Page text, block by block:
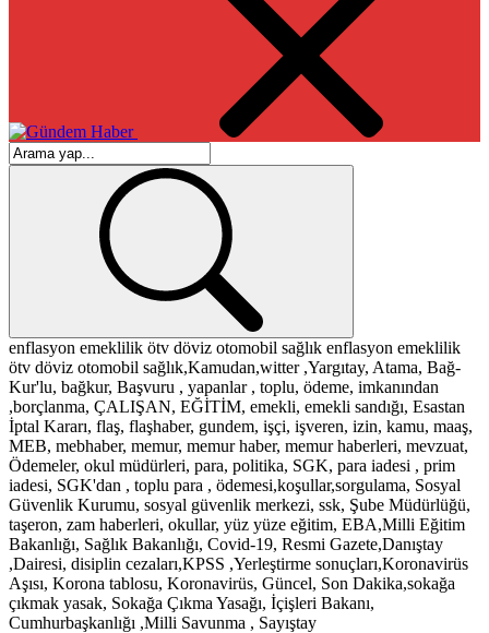
enflasyon emeklilik ötv döviz otomobil sağlık enflasyon emeklilik
ötv döviz otomobil sağlık,Kamudan,witter ,Yargıtay, Atama, Bağ-
Kur'lu, bağkur, Başvuru , yapanlar , toplu, ödeme, imkanından
,borçlanma, ÇALIŞAN, EĞİTİM, emekli, emekli sandığı, Esastan
İptal Kararı, flaş, flaşhaber, gundem, işçi, işveren, izin, kamu, maaş,
MEB, mebhaber, memur, memur haber, memur haberleri, mevzuat,
Ödemeler, okul müdürleri, para, politika, SGK, para iadesi , prim
iadesi, SGK'dan , toplu para , ödemesi,koşullar,sorgulama, Sosyal
Güvenlik Kurumu, sosyal güvenlik merkezi, ssk, Şube Müdürlüğü,
taşeron, zam haberleri, okullar, yüz yüze eğitim, EBA,Milli Eğitim
Bakanlığı, Sağlık Bakanlığı, Covid-19, Resmi Gazete,Danıştay
,Dairesi, disiplin cezaları,KPSS ,Yerleştirme sonuçları,Koronavirüs
Aşısı, Korona tablosu, Koronavirüs, Güncel, Son Dakika,sokağa
çıkmak yasak, Sokağa Çıkma Yasağı, İçişleri Bakanı,
Cumhurbaşkanlığı ,Milli Savunma , Sayıştay